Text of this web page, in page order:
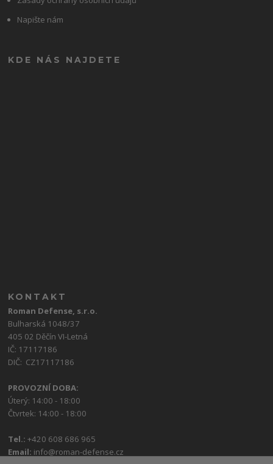
Napište nám
KDE NÁS NAJDETE
KONTAKT
Roman Defense, s.r.o.
Bulharská 1048/37
405 02 Děčín VI-Letná
IČ: 17117186
DIČ: CZ17117186
PROVOZNÍ DOBA:
Úterý: 14:00 - 18:00
Čtvrtek: 14:00 - 18:00
Tel.:+420 608 686 965
Email: info@roman-defense.cz